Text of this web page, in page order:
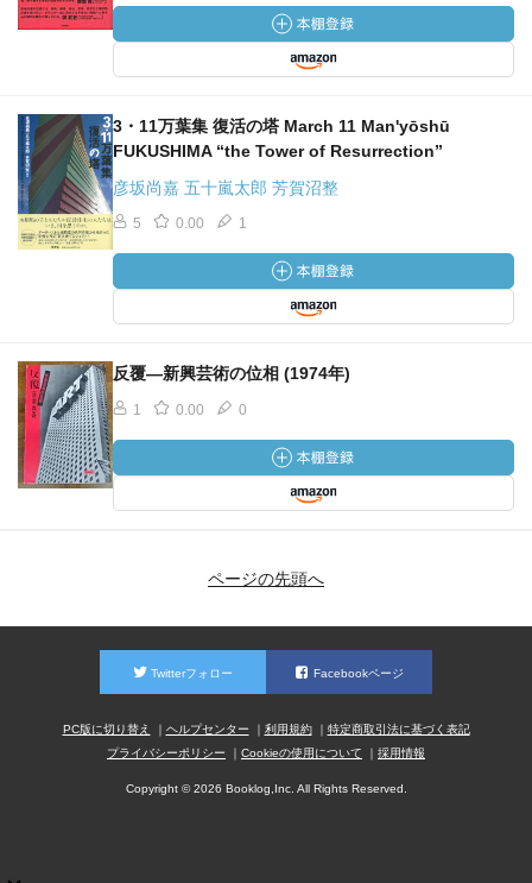
3・11万葉集 復活の塔 March 11 Man'yōshū
FUKUSHIMA “the Tower of Resurrection”
彦坂尚嘉 五十嵐太郎 芳賀沼整
5 0.00 1
反覆―新興芸術の位相 (1974年)
1 0.00 0
ページの先頭へ
Twitterフォロー Facebookページ
PC版に切り替え ヘルプセンター 利用規約
特定商取引法に基づく表記
プライバシーポリシー
Cookieの使用について 採用情報
Copyright © 2026 Booklog,Inc. All Rights Reserved.